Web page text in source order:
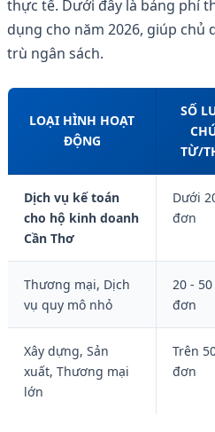
thực tế. Dưới đây là bảng phí
dụng cho năm 2026, giúp chủ
trù ngân sách.
LOẠI HÌNH HOẠT
ĐỘNG
SỐ
TỪ/
Dịch vụ kế toán
cho hộ kinh doanh
Cần Thơ
Dưới
đơn
Thương mại, Dịch
vụ quy mô nhỏ
20 -
đơn
Xây dựng, Sản
xuất, Thương mại
lớn
Trên
đơn